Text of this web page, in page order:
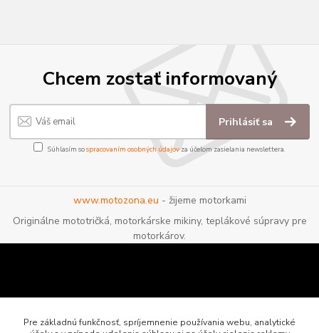
Chcem zostať informovaný
Prihlásiť sa
Súhlasím sospracovaním osobných údajov za účelom zasielania newslettera.
www.motozona.eu - žijeme motorkami
Originálne mototričká, motorkárske mikiny, teplákové súpravy pre
motorkárov.
Pre základnú funkčnosť, spríjemnenie používania webu, analytické